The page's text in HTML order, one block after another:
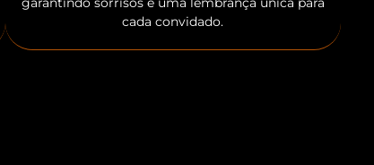
cada convidado.